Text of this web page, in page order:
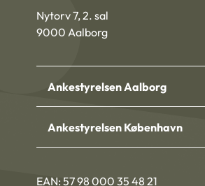
Nytorv 7, 2. sal
9000 Aalborg
Ankestyrelsen Aalborg
Ankestyrelsen København
EAN: 57 98 000 35 48 21